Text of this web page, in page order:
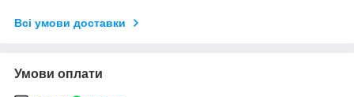
Всі умови доставки
Умови оплати